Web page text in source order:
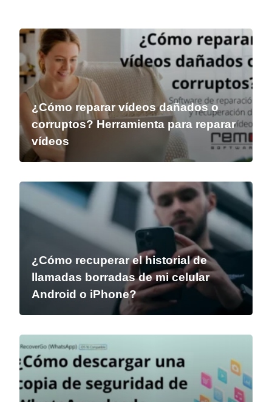
¿Cómo reparar vídeos dañados o
corruptos? Herramienta para reparar
vídeos
¿Cómo recuperar el historial de
llamadas borradas de mi celular
Android o iPhone?